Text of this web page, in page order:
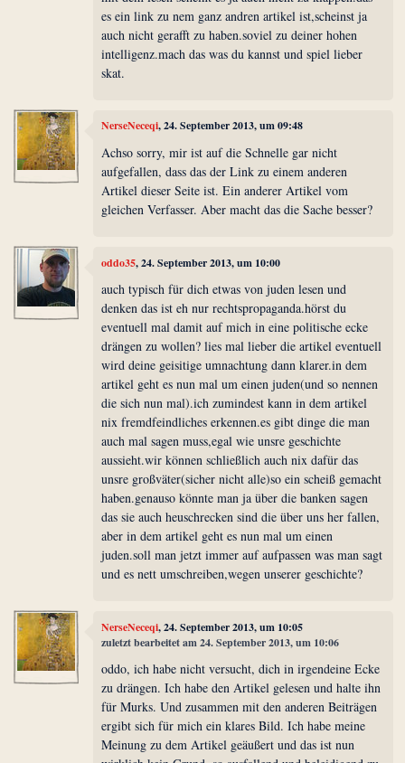
es ein link zu nem ganz andren artikel ist,scheinst ja
auch nicht gerafft zu haben.soviel zu deiner hohen
intelligenz.mach das was du kannst und spiel lieber
skat.
NerseNeceqi, 24. September 2013, um 09:48
Achso sorry, mir ist auf die Schnelle gar nicht
aufgefallen, dass das der Link zu einem anderen
Artikel dieser Seite ist. Ein anderer Artikel vom
gleichen Verfasser. Aber macht das die Sache besser?
oddo35, 24. September 2013, um 10:00
auch typisch für dich etwas von juden lesen und
denken das ist eh nur rechtspropaganda.hörst du
eventuell mal damit auf mich in eine politische ecke
drängen zu wollen? lies mal lieber die artikel eventuell
wird deine geisitige umnachtung dann klarer.in dem
artikel geht es nun mal um einen juden(und so nennen
die sich nun mal).ich zumindest kann in dem artikel
nix fremdfeindliches erkennen.es gibt dinge die man
auch mal sagen muss,egal wie unsre geschichte
aussieht.wir können schließlich auch nix dafür das
unsre großväter(sicher nicht alle)so ein scheiß gemacht
haben.genauso könnte man ja über die banken sagen
das sie auch heuschrecken sind die über uns her fallen,
aber in dem artikel geht es nun mal um einen
juden.soll man jetzt immer auf aufpassen was man sagt
und es nett umschreiben,wegen unserer geschichte?
NerseNeceqi, 24. September 2013, um 10:05
zuletzt bearbeitet am 24. September 2013, um 10:06
oddo, ich habe nicht versucht, dich in irgendeine Ecke
zu drängen. Ich habe den Artikel gelesen und halte ihn
für Murks. Und zusammen mit den anderen Beiträgen
ergibt sich für mich ein klares Bild. Ich habe meine
Meinung zu dem Artikel geäußert und das ist nun